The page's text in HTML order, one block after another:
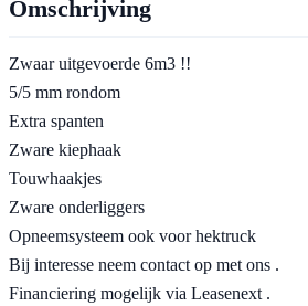
Omschrijving
Zwaar uitgevoerde 6m3 !!
5/5 mm rondom
Extra spanten
Zware kiephaak
Touwhaakjes
Zware onderliggers
Opneemsysteem ook voor hektruck
Bij interesse neem contact op met ons .
Financiering mogelijk via Leasenext .